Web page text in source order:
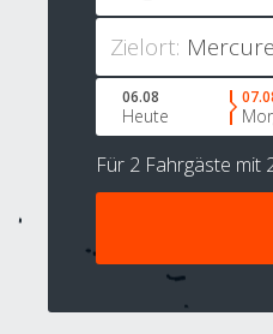
Zielort:
06.08
Heute
Für 2 Fahrgäste mit